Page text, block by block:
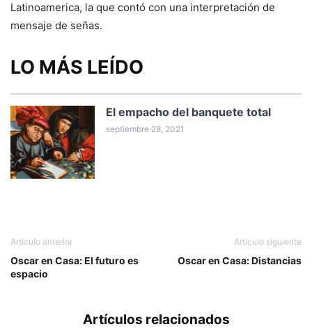
Latinoamerica, la que contó con una interpretación de
mensaje de señas.
LO MÁS LEÍDO
El empacho del banquete total
septiembre 28, 2021
Artículo anterior
Oscar en Casa: El futuro es
espacio
Artículo siguiente
Oscar en Casa: Distancias
Artículos relacionados